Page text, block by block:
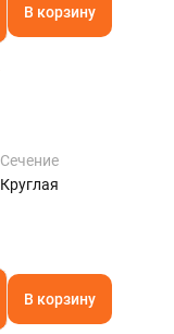
В корзину
Сечение
Круглая
В корзину